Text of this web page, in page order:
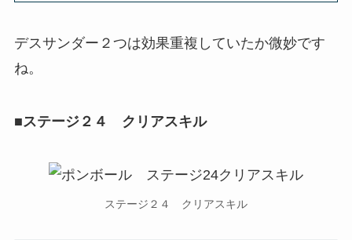
デスサンダー２つは効果重複していたか微妙です
ね。
■ステージ２４ クリアスキル
ステージ２４ クリアスキル